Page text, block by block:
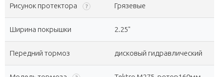
Рисунок протектора ? Грязевые
Ширина покрышки 2.25"
Передний тормоз дисковый гидравлический